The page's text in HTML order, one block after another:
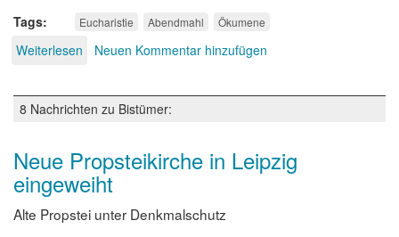
Tags Eucharistie Abendmahl Ökumene
Weiterlesen über
gehen
–
auf
der
Neuen Kommentar hinzufügen
8 Nachrichten zu Bistümer:
Neue Propsteikirche in Leipzig
eingeweiht
Alte Propstei unter Denkmalschutz